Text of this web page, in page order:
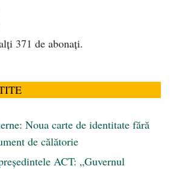
371 de abonați.
Noua carte de identitate fără
de călătorie
ACT: „Guvernul